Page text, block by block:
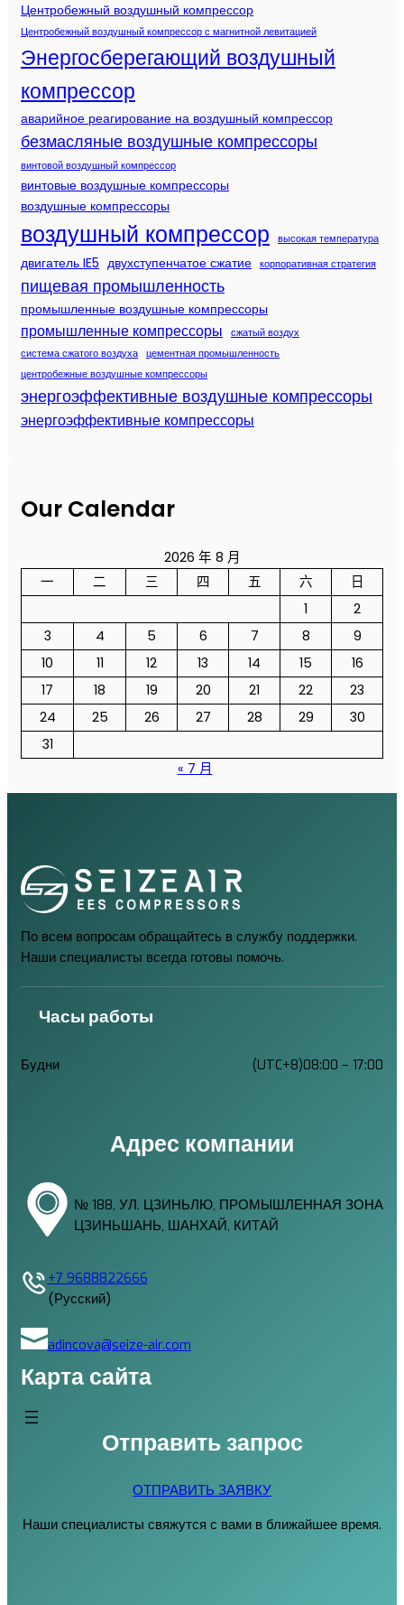
Центробежный воздушный компрессор
Центробежный воздушный компрессор с магнитной левитацией
Энергосберегающий воздушный
компрессор
аварийное реагирование на воздушный компрессор
безмасляные воздушные компрессоры
винтовой воздушный компрессор
винтовые воздушные компрессоры
воздушные компрессоры
воздушный компрессор высокая температура
двигатель IE5 двухступенчатое сжатие корпоративная стратегия
пищевая промышленность
промышленные воздушные компрессоры
промышленные компрессоры
сжатый воздух
система сжатого воздуха цементная промышленность
центробежные воздушные компрессоры
энергоэффективные воздушные компрессоры
энергоэффективные компрессоры
Our Calendar
2026 年 8 月
一
二 三 四 五 六
日
1
2
3
4 5 6 7 8
9
10
11 12 13 14 15
16
17
18 19 20 21 22
23
24
25 26 27 28 29
30
31
« 7 月
По всем вопросам обращайтесь в службу поддержки.
Наши специалисты всегда готовы помочь.
Часы работы
Будни (UTC+8)08:00 – 17:00
Адрес компании
№ 188, УЛ. ЦЗИНЬЛЮ, ПРОМЫШЛЕННАЯ ЗОНА
ЦЗИНЬШАНЬ, ШАНХАЙ, КИТАЙ
+7 9688822666
(Русский)
adincova@seize-air.com
Карта сайта
Отправить запрос
ОТПРАВИТЬ ЗАЯВКУ
Наши специалисты свяжутся с вами в ближайшее время.